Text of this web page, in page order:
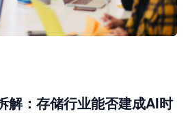
解：存储行业能否建成AI时